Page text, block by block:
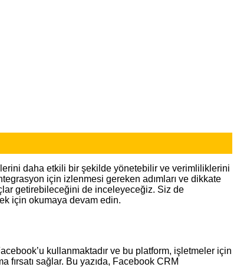
daha etkili bir şekilde yönetebilir ve verimliliklerini
için izlenmesi gereken adımları ve dikkate
getirebileceğini de inceleyeceğiz. Siz de
için okumaya devam edin.
kullanmaktadır ve bu platform, işletmeler için
sağlar. Bu yazıda, Facebook CRM